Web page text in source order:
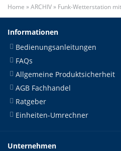
Home »ARCHIV» Funk-Wetterstation
Informationen
Bedienungsanleitungen
FAQs
Allgemeine Produktsicherheit
AGB Fachhandel
Ratgeber
Einheiten-Umrechner
Unternehmen